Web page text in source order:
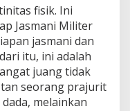
fisik. Ini
Jasmani Militer
jasmani dan
itu, ini adalah
juang tidak
seorang prajurit
melainkan